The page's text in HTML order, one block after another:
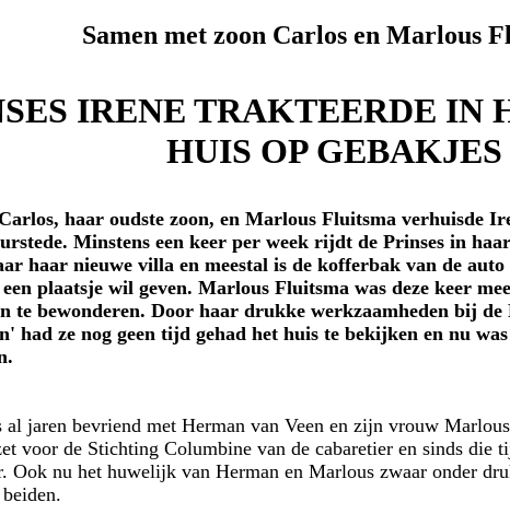
Samen met zoon Carlos en Marlous
IRENE TRAKTEERDE IN
HUIS OP GEBAKJES
haar oudste zoon, en Marlous Fluitsma verhuisde
Minstens een keer per week rijdt de Prinses in
haar nieuwe villa en meestal is de kofferbak van de
plaatsje wil geven. Marlous Fluitsma was deze keer
te bewonderen. Door haar drukke werkzaamheden bij
had ze nog geen tijd gehad het huis te bekijken en nu
al jaren bevriend met Herman van Veen en zijn vrouw
voor de Stichting Columbine van de cabaretier en sinds die
Ook nu het huwelijk van Herman en Marlous zwaar onder